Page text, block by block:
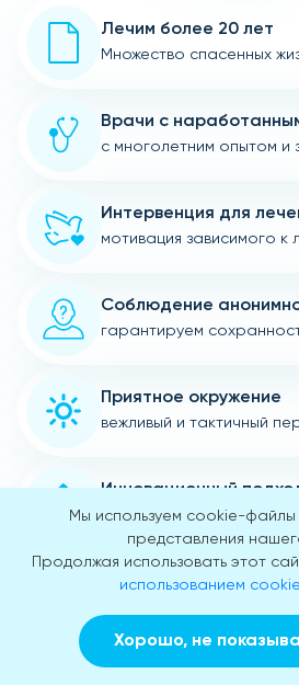
Лечим более 20 лет
Множество спасенных
Врачи с
с многолетним опытом и
Интервенция для
мотивация зависимого к
Соблюдение
гарантируем
Приятное окружение
вежливый и тактичный
Инновационный
к лечению больных
Наши врачи
Мы используем cookie-файлы
представления
Продолжая использовать этот
использованием
Хорошо, не
Заказать звонок